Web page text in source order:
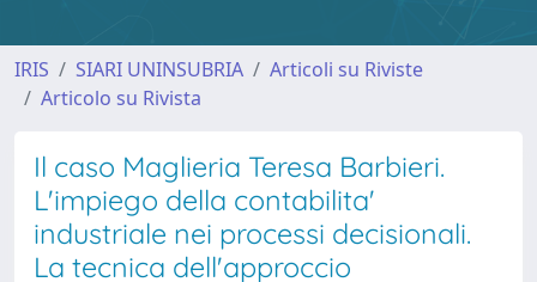
IRIS SIARI UNINSUBRIA
Articoli su Riviste
Articolo su Rivista
Il caso Maglieria Teresa Barbieri.
L'impiego della contabilita'
industriale nei processi decisionali.
La tecnica dell'approccio